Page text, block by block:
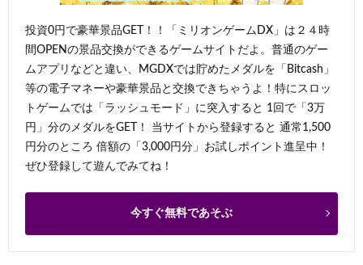
投資0円で豪華景品GET！！「ミリオンゲームDX」は２４時
間OPENの景品交換ができるゲームサイトだよ。普通のゲー
ムアプリなどと違い、MGDXでは貯めたメダルを「Bitcash」
等の電子マネーや豪華景品と交換できちゃうよ！特にスロッ
トゲームでは「ラッシュモード」に突入すると 1回で「3万
円」分のメダルをGET！ 当サイトから登録すると 通常1,500
円分のところ 倍額の「3,000円分」お試しポイント進呈中！
ぜひ登録して遊んでみてね！
今すぐ無料であそぶ